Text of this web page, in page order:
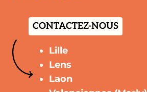
CONTACTEZ-NOUS
Lille
Lens
Laon